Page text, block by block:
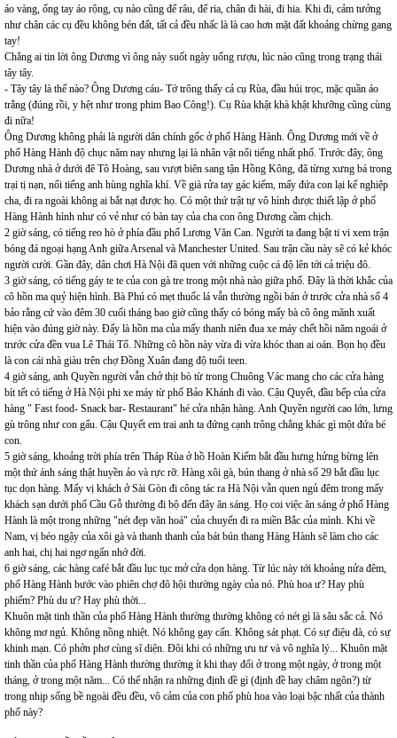
áo vàng, ống tay áo rộng, cụ nào cũng để râu, để ria, chân đi hài, đi hia. Khi đi, cảm tưởng
như chân các cụ đều không bén đất, tất cả đều nhấc là là cao hơn mặt đất khoảng chừng gang
tay!
Chẳng ai tin lời ông Dương vì ông này suốt ngày uống rượu, lúc nào cũng trong trạng thái
tây tây.
- Tây tây là thế nào? Ông Dương cáu- Tớ trông thấy cả cụ Rùa, đầu húi trọc, mặc quần áo
trắng (đúng rồi, y hệt như trong phim Bao Công!). Cụ Rùa khật khà khật khưỡng cũng cùng
đi nữa!
Ông Dương không phải là người dân chính gốc ở phố Hàng Hành. Ông Dương mới về ở
phố Hàng Hành độ chục năm nay nhưng lại là nhân vật nổi tiếng nhất phố. Trước đây, ông
Dương nhà ở dưới đê Tô Hoàng, sau vượt biên sang tận Hồng Kông, đã từng xưng bá trong
trại tị nạn, nổi tiếng anh hùng nghĩa khí. Về già rửa tay gác kiếm, mấy đứa con lại kế nghiệp
cha, đi ra ngoài không ai bắt nạt được họ. Có một thứ trật tự vô hình được thiết lập ở phố
Hàng Hành hình như có vẻ như có bàn tay của cha con ông Dương cầm chịch.
2 giờ sáng, có tiếng reo hò ở phía đầu phố Lương Văn Can. Người ta đang bật ti vi xem trận
bóng đá ngoại hạng Anh giữa Arsenal và Manchester United. Sau trận cầu này sẽ có kẻ khóc
người cười. Gần đây, dân chơi Hà Nội đã quen với những cuộc cá độ lên tới cả triệu đô.
3 giờ sáng, có tiếng gáy te te của con gà tre trong một nhà nào giữa phố. Đây là thời khắc của
cô hồn ma quỷ hiện hình. Bà Phú có mẹt thuốc lá vẫn thường ngồi bán ở trước cửa nhà số 4
bảo rằng cứ vào đêm 30 cuối tháng bao giờ cũng thấy có bóng mấy bà cô ông mãnh xuất
hiện vào đúng giờ này. Đấy là hồn ma của mấy thanh niên đua xe máy chết hồi năm ngoái ở
trước cửa đền vua Lê Thái Tổ. Những cô hồn này vừa đi vừa khóc than ai oán. Bọn họ đều
là con cái nhà giàu trên chợ Đồng Xuân đang độ tuổi teen.
4 giờ sáng, anh Quyền người vẫn chở thịt bò từ trong Chuông Vác mang cho các cửa hàng
bít tết có tiếng ở Hà Nội phi xe máy từ phố Bảo Khánh đi vào. Cậu Quyết, đầu bếp của cửa
hàng " Fast food- Snack bar- Restaurant" hé cửa nhận hàng. Anh Quyền người cao lớn, lưng
gù trông như con gấu. Cậu Quyết em trai anh ta đứng cạnh trông chẳng khác gì một đứa bé
con.
5 giờ sáng, khoảng trời phía trên Tháp Rùa ở hồ Hoàn Kiếm bắt đầu hưng hửng bừng lên
một thứ ánh sáng thật huyền ảo và rực rỡ. Hàng xôi gà, bún thang ở nhà số 29 bắt đầu lục
tục dọn hàng. Mấy vị khách ở Sài Gòn đi công tác ra Hà Nội vẫn quen ngủ đêm trong mấy
khách sạn dưới phố Cầu Gỗ thường đi bộ đến đây ăn sáng. Họ coi việc ăn sáng ở phố Hàng
Hành là một trong những "nét đẹp văn hoá" của chuyến đi ra miền Bắc của mình. Khi về
Nam, vị béo ngậy của xôi gà và thanh thanh của bát bún thang Hàng Hành sẽ làm cho các
anh hai, chị hai ngơ ngẩn nhớ đời.
6 giờ sáng, các hàng café bắt đầu lục tục mở cửa dọn hàng. Từ lúc này tới khoảng nửa đêm,
phố Hàng Hành bước vào phiên chợ đô hội thường ngày của nó. Phù hoa ư? Hay phù
phiếm? Phù du ư? Hay phù thời...
Khuôn mặt tinh thần của phố Hàng Hành thường thường không có nét gì là sâu sắc cả. Nó
không mơ ngủ. Không nồng nhiệt. Nó không gay cấn. Không sát phạt. Có sự điệu đà, có sự
khinh mạn. Có phởn phơ cùng sĩ diện. Đôi khi có những ưu tư và vô nghĩa lý... Khuôn mặt
tinh thần của phố Hàng Hành thường thường ít khi thay đổi ở trong một ngày, ở trong một
tháng, ở trong một năm... Có thể nhận ra những định đề gì (định đề hay châm ngôn?) từ
trong nhịp sống bề ngoài đều đều, vô cảm của con phố phù hoa vào loại bậc nhất của thành
phố này?